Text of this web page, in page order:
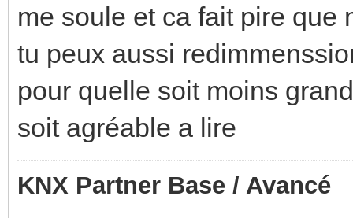
me soule et ca fait pire que
tu peux aussi
pour quelle soit moins
soit agréable a lire
KNX Partner Base / Avancé